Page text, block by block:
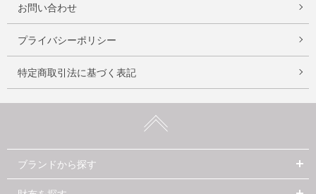
お問い合わせ
プライバシーポリシー
特定商取引法に基づく表記
ブランドから探す